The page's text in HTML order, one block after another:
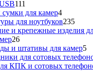
111
товаров
для камер44
товара
для ноутбуков235235
и крепежные изделия
2626
товаров
и штативы для камер55
для сотовых
КПК и сотовых